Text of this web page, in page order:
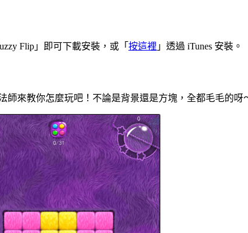
Flip」即可下載安裝，或「 按這裡 」透過 iTunes 安裝。
來教你怎麼玩吧！不論是背景還是方塊，全都毛毛的呀